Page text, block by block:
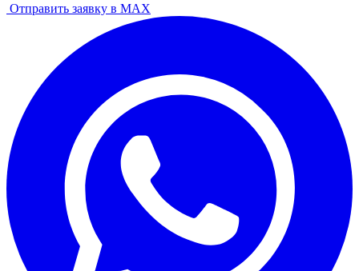
Отправить заявку в MAX